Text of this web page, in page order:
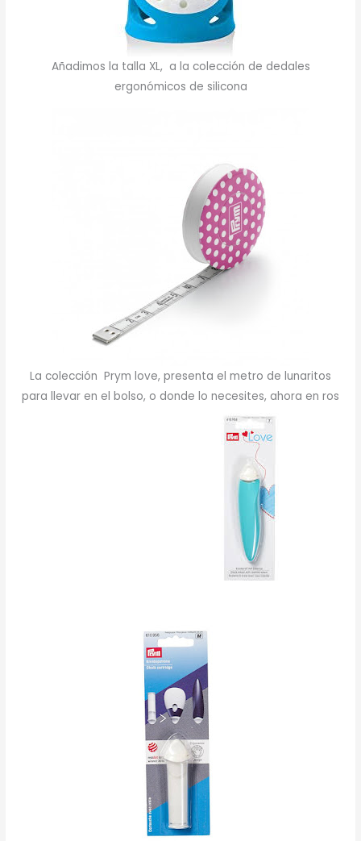
Añadimos la talla XL, a la colección de dedales
ergonómicos de silicona
La colección Prym love, presenta el metro de lunaritos
para llevar en el bolso, o donde lo necesites, ahora en ros